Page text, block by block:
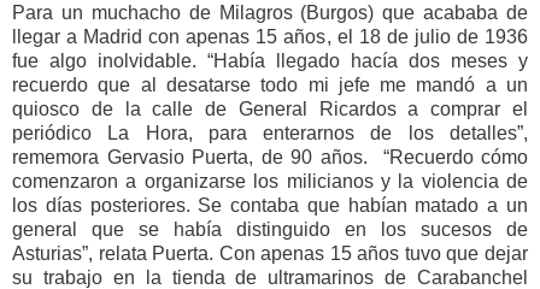
Para un muchacho de Milagros (Burgos) que acababa de
llegar a Madrid con apenas 15 años, el 18 de julio de 1936
fue algo inolvidable. “Había llegado hacía dos meses y
recuerdo que al desatarse todo mi jefe me mandó a un
quiosco de la calle de General Ricardos a comprar el
periódico La Hora, para enterarnos de los detalles”,
rememora Gervasio Puerta, de 90 años. “Recuerdo cómo
comenzaron a organizarse los milicianos y la violencia de
los días posteriores. Se contaba que habían matado a un
general que se había distinguido en los sucesos de
Asturias”, relata Puerta. Con apenas 15 años tuvo que dejar
su trabajo en la tienda de ultramarinos de Carabanchel